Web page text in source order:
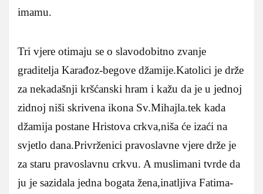
imamu.
Tri vjere otimaju se o slavodobitno zvanje
graditelja Karađoz-begove džamije.Katolici je drže
za nekadašnji kršćanski hram i kažu da je u jednoj
zidnoj niši skrivena ikona Sv.Mihajla.tek kada
džamija postane Hristova crkva,niša će izaći na
svjetlo dana.Privrženici pravoslavne vjere drže je
za staru pravoslavnu crkvu. A muslimani tvrde da
ju je sazidala jedna bogata žena,inatljiva Fatima-